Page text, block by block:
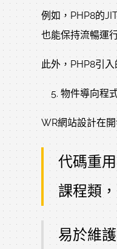
例如，PHP8的
也能保持流暢運
此外，PHP8引
物件導向程
WR網站設計在
代碼重
課程類
易於維